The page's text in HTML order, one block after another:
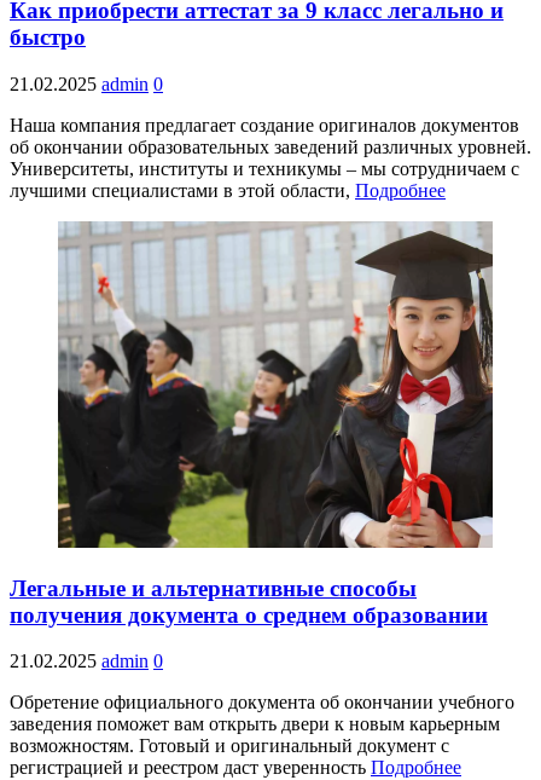
Как приобрести аттестат за 9 класс легально и
быстро
21.02.2025 admin 0
Наша компания предлагает создание оригиналов документов
об окончании образовательных заведений различных уровней.
Университеты, институты и техникумы – мы сотрудничаем с
лучшими специалистами в этой области, Подробнее
Легальные и альтернативные способы
получения документа о среднем образовании
21.02.2025 admin 0
Обретение официального документа об окончании учебного
заведения поможет вам открыть двери к новым карьерным
возможностям. Готовый и оригинальный документ с
регистрацией и реестром даст уверенность Подробнее